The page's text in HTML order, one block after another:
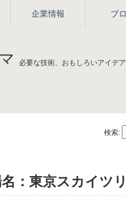
企業情報 ブ
必要な技術、おもしろいアイデ
検索:
：東京スカイツ